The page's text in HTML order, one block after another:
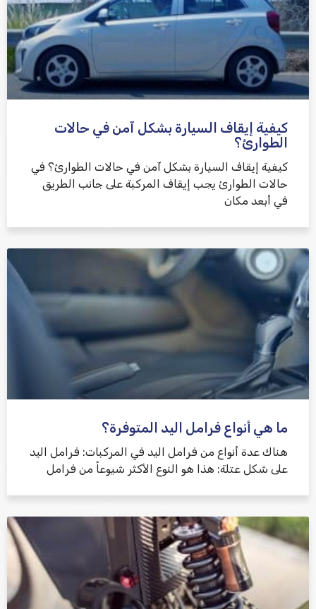
كيفية إيقاف السيارة بشكل آمن في حالات
الطوارئ؟
كيفية إيقاف السيارة بشكل آمن في حالات الطوارئ؟ في
حالات الطوارئ يجب إيقاف المركبة على جانب الطريق
في أبعد مكان
ما هي أنواع فرامل اليد المتوفرة؟
هناك عدة أنواع من فرامل اليد في المركبات: فرامل اليد
على شكل عتلة: هذا هو النوع الأكثر شيوعاً من فرامل